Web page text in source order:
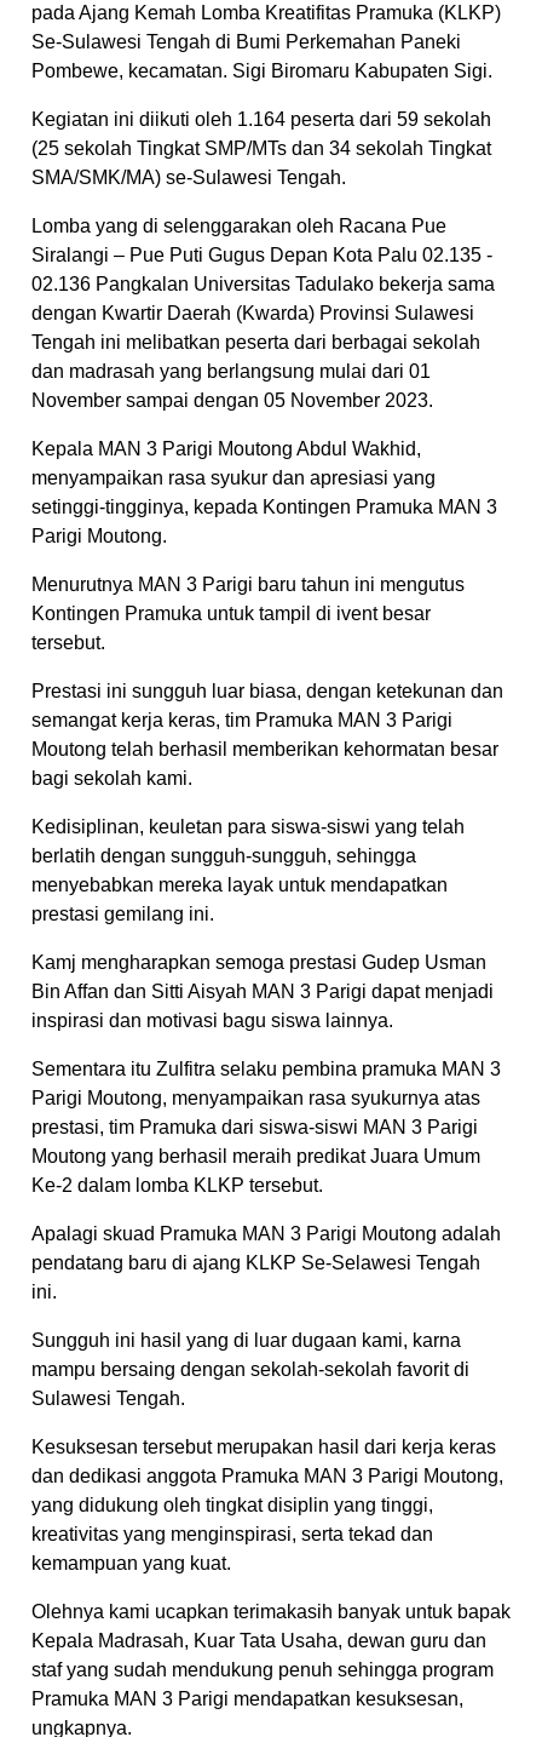
pada Ajang Kemah Lomba Kreatifitas Pramuka (KLKP)
Se-Sulawesi Tengah di Bumi Perkemahan Paneki
Pombewe, kecamatan. Sigi Biromaru Kabupaten Sigi.
Kegiatan ini diikuti oleh 1.164 peserta dari 59 sekolah
(25 sekolah Tingkat SMP/MTs dan 34 sekolah Tingkat
SMA/SMK/MA) se-Sulawesi Tengah.
Lomba yang di selenggarakan oleh Racana Pue
Siralangi – Pue Puti Gugus Depan Kota Palu 02.135 -
02.136 Pangkalan Universitas Tadulako bekerja sama
dengan Kwartir Daerah (Kwarda) Provinsi Sulawesi
Tengah ini melibatkan peserta dari berbagai sekolah
dan madrasah yang berlangsung mulai dari 01
November sampai dengan 05 November 2023.
Kepala MAN 3 Parigi Moutong Abdul Wakhid,
menyampaikan rasa syukur dan apresiasi yang
setinggi-tingginya, kepada Kontingen Pramuka MAN 3
Parigi Moutong.
Menurutnya MAN 3 Parigi baru tahun ini mengutus
Kontingen Pramuka untuk tampil di ivent besar
tersebut.
Prestasi ini sungguh luar biasa, dengan ketekunan dan
semangat kerja keras, tim Pramuka MAN 3 Parigi
Moutong telah berhasil memberikan kehormatan besar
bagi sekolah kami.
Kedisiplinan, keuletan para siswa-siswi yang telah
berlatih dengan sungguh-sungguh, sehingga
menyebabkan mereka layak untuk mendapatkan
prestasi gemilang ini.
Kamj mengharapkan semoga prestasi Gudep Usman
Bin Affan dan Sitti Aisyah MAN 3 Parigi dapat menjadi
inspirasi dan motivasi bagu siswa lainnya.
Sementara itu Zulfitra selaku pembina pramuka MAN 3
Parigi Moutong, menyampaikan rasa syukurnya atas
prestasi, tim Pramuka dari siswa-siswi MAN 3 Parigi
Moutong yang berhasil meraih predikat Juara Umum
Ke-2 dalam lomba KLKP tersebut.
Apalagi skuad Pramuka MAN 3 Parigi Moutong adalah
pendatang baru di ajang KLKP Se-Selawesi Tengah
ini.
Sungguh ini hasil yang di luar dugaan kami, karna
mampu bersaing dengan sekolah-sekolah favorit di
Sulawesi Tengah.
Kesuksesan tersebut merupakan hasil dari kerja keras
dan dedikasi anggota Pramuka MAN 3 Parigi Moutong,
yang didukung oleh tingkat disiplin yang tinggi,
kreativitas yang menginspirasi, serta tekad dan
kemampuan yang kuat.
Olehnya kami ucapkan terimakasih banyak untuk bapak
Kepala Madrasah, Kuar Tata Usaha, dewan guru dan
staf yang sudah mendukung penuh sehingga program
Pramuka MAN 3 Parigi mendapatkan kesuksesan,
ungkapnya.